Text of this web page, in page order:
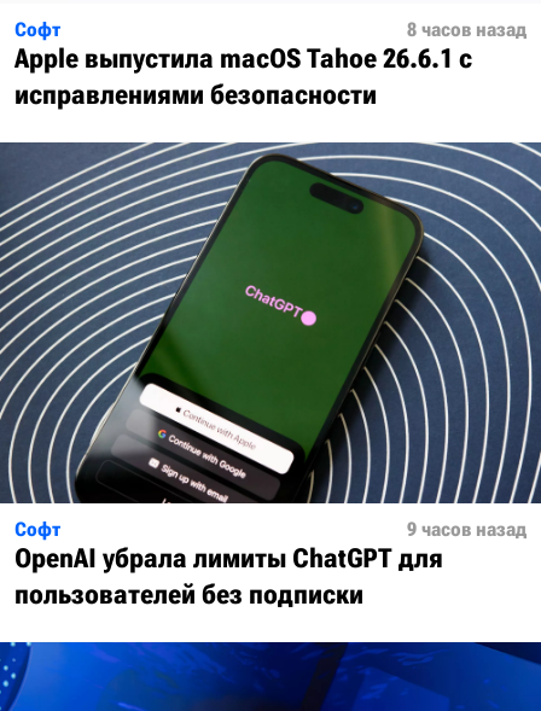
Софт 8 часов назад
Apple выпустила macOS Tahoe 26.6.1 с
исправлениями безопасности
Софт 9 часов назад
OpenAI убрала лимиты ChatGPT для
пользователей без подписки